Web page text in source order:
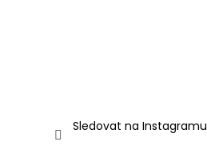
Sledovat na Instagramu